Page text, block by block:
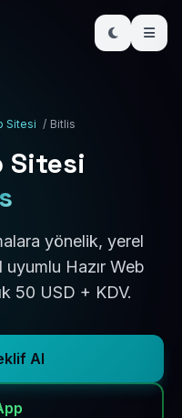
Sitesi / Bitlis
Sitesi
yönelik, yerel
uyumlu Hazır Web
50 USD + KDV.
Al